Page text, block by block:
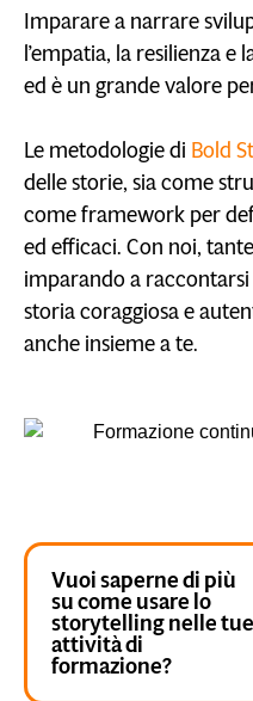
Imparare a narrare
l’empatia, la resilienza
ed è un grande valore
Le metodologie di Bold
delle storie, sia come
come framework per
ed efficaci. Con noi,
imparando a
storia coraggiosa e
anche insieme a te.
Vuoi saperne di più
su come usare lo
storytelling nelle tue
attività di
formazione?